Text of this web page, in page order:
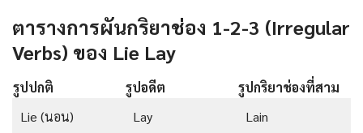
ตารางการผันกริยาช่อง 1-2-3 (Irregular
Verbs) ของ Lie Lay
รูปปกติ รูปอดีต
รูปกริยาช่องที่สาม
Lie (นอน)
Lay Lain